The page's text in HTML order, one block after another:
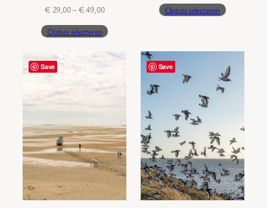
€ 29,00– €49,00Prijsklasse:
tot
Opties selecteren
tot
Opties selecteren
Save Save